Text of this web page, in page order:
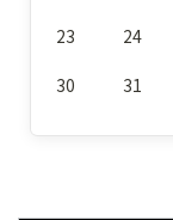
23 24
30 31